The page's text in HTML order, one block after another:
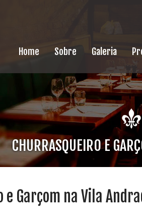
Home Sobre Galeria
CHURRASQUEIRO E
Garçom na Vila